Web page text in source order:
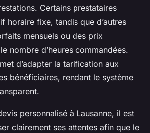
Certains prestataires
horaire fixe, tandis que d’autres
mensuels ou des prix
nombre d’heures commandées.
d’adapter la tarification aux
bénéficiaires, rendant le système
personnalisé à Lausanne, il est
clairement ses attentes afin que le